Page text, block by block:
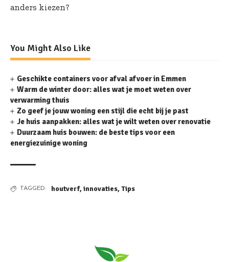
anders kiezen?
You Might Also Like
Geschikte containers voor afval afvoer in Emmen
Warm de winter door: alles wat je moet weten over
verwarming thuis
Zo geef je jouw woning een stijl die echt bij je past
Je huis aanpakken: alles wat je wilt weten over renovatie
Duurzaam huis bouwen: de beste tips voor een
energiezuinige woning
TAGGED: houtverf, innovaties, Tips